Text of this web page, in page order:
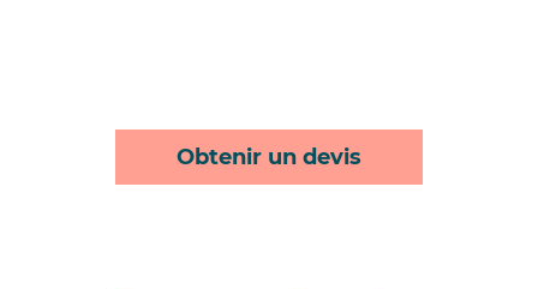
Obtenir un devis